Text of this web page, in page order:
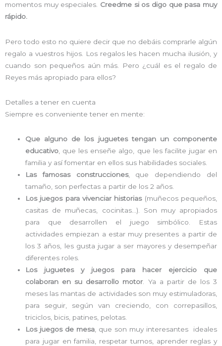
momentos muy especiales. Creedme si os digo que pasa muy
rápido.
Pero todo esto no quiere decir que no debáis comprarle algún
regalo a vuestros hijos. Los regalos les hacen mucha ilusión, y
cuando son pequeños aún más. Pero ¿cuál es el regalo de
Reyes más apropiado para ellos?
Detalles a tener en cuenta
Siempre es conveniente tener en mente:
Que alguno de los juguetes tengan un componente
educativo, que les enseñe algo, que les facilite jugar en
familia y así fomentar en ellos sus habilidades sociales.
Las famosas construcciones, que dependiendo del
tamaño, son perfectas a partir de los 2 años.
Los juegos para vivenciar historias(muñecos pequeños,
casitas de muñecas, cocinitas…). Son muy apropiados
para que desarrollen el juego simbólico. Estas
actividades empiezan a estar muy presentes a partir de
los 3 años, les gusta jugar a ser mayores y desempeñar
diferentes roles.
Los juguetes y juegos para hacer ejercicio que
colaboran en su desarrollo motor. Ya a partir de los 3
meses las mantas de actividades son muy estimuladoras,
para seguir, según van creciendo, con correpasillos,
triciclos, bicis, patines, pelotas.
Los juegos de mesa, que son muy interesantes ideales
para jugar en familia, respetar turnos, aprender reglas y